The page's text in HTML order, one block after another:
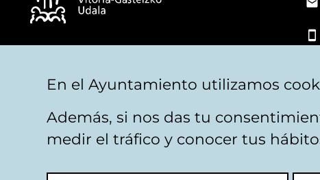
Aviso legal Privacidad Politica de cookies
En el Ayuntamiento utilizamos
Además, si nos das tu
medir el tráfico y conocer tus